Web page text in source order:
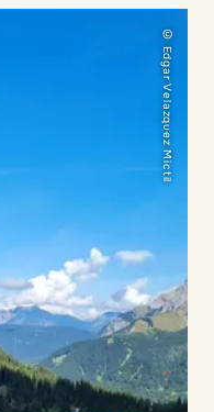
© Edgar Velazquez Mictil